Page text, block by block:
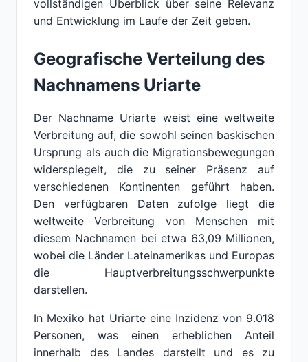
vollständigen Überblick über seine Relevanz
und Entwicklung im Laufe der Zeit geben.
Geografische Verteilung des
Nachnamens Uriarte
Der Nachname Uriarte weist eine weltweite
Verbreitung auf, die sowohl seinen baskischen
Ursprung als auch die Migrationsbewegungen
widerspiegelt, die zu seiner Präsenz auf
verschiedenen Kontinenten geführt haben.
Den verfügbaren Daten zufolge liegt die
weltweite Verbreitung von Menschen mit
diesem Nachnamen bei etwa 63,09 Millionen,
wobei die Länder Lateinamerikas und Europas
die Hauptverbreitungsschwerpunkte
darstellen.
In Mexiko hat Uriarte eine Inzidenz von 9.018
Personen, was einen erheblichen Anteil
innerhalb des Landes darstellt und es zu